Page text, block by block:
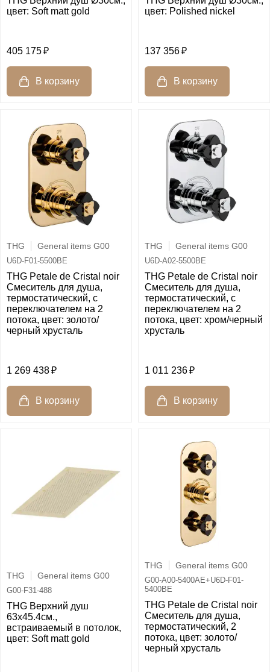
цвет: Soft matt gold
405 175
цвет: Polished nickel
137 356
THG General items G00
U6D-F01-5500BE
THG Petale de Cristal noir
Смеситель для душа,
термостатический, с
переключателем на 2
потока, цвет: золото/
черный хрусталь
1 269 438
THG General items G00
U6D-A02-5500BE
THG Petale de Cristal noir
Смеситель для душа,
термостатический, с
переключателем на 2
потока, цвет: хром/черный
хрусталь
1 011 236
THG General items G00
G00-F31-488
THG Верхний душ
63х45.4см.,
встраиваемый в потолок,
цвет: Soft matt gold
THG General items G00
G00-A00-5400AE+U6D-F01-
5400BE
THG Petale de Cristal noir
Смеситель для душа,
термостатический, 2
потока, цвет: золото/
черный хрусталь